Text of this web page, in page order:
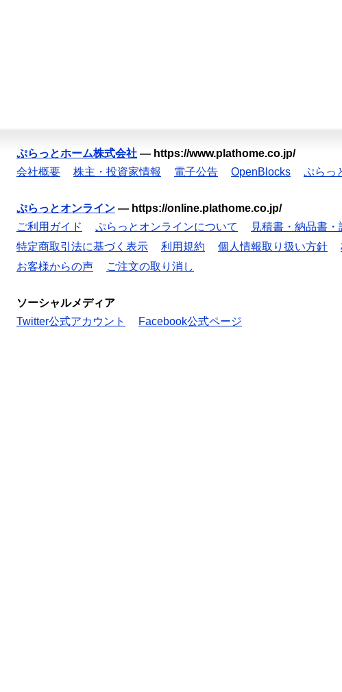
ぷらっとホーム株式会社 — https://www.plathome.co.jp/
会社概要
株主・投資家情報 電子公告 OpenBlocks ぷらっ
ぷらっとオンライン — https://online.plathome.co.jp/
ご利用ガイド
ぷらっとオンラインについて 見積書・納品書
特定商取引法に基づく表示
利用規約 個人情報取り扱い方針
お客様からの声
ご注文の取り消し
ソーシャルメディア
Twitter公式アカウント
Facebook公式ページ